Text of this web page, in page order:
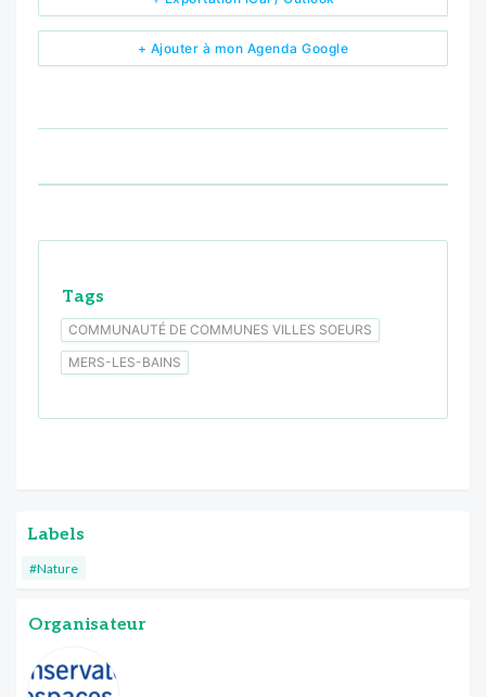
+ Ajouter à mon Agenda Google
Tags
COMMUNAUTÉ DE COMMUNES VILLES SOEURS
MERS-LES-BAINS
Labels
#Nature
Organisateur